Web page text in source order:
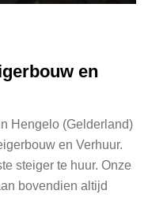
en
Hengelo (Gelderland)
en Verhuur.
steiger te huur. Onze
bovendien altijd